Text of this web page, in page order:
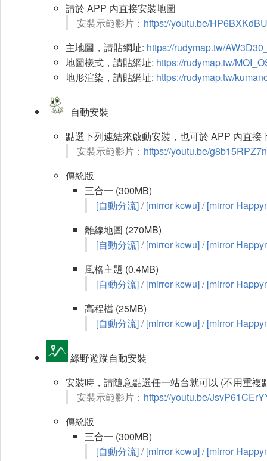
請於 APP 內直接安裝地圖
安裝示範影片： https://youtu.be/
主地圖，請貼網址: https://rudymap.tw/
地圖樣式，請貼網址: https://rudymap.tw/
地形渲染，請貼網址: https://rudymap.tw/
自動安裝
點選下列連結來啟動安裝，也可於 APP 內直接
安裝示範影片： https://youtu.be/
傳統版
三合一 (300MB)
[自動分流]/[mirror kcwu]/[mirror
離線地圖 (270MB)
[自動分流]/[mirror kcwu]/[mirror
風格主題 (0.4MB)
[自動分流]/[mirror kcwu]/[mirror
高程檔 (25MB)
[自動分流]/[mirror kcwu]/[mirror
綠野遊蹤自動安裝
安裝時，請隨意點選任一站台就可以 (不用重複
安裝示範影片： https://youtu.be/
傳統版
三合一 (300MB)
[自動分流]/[mirror kcwu]/[mirror